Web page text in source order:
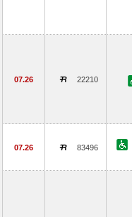
07.26 22210
07.26 83496